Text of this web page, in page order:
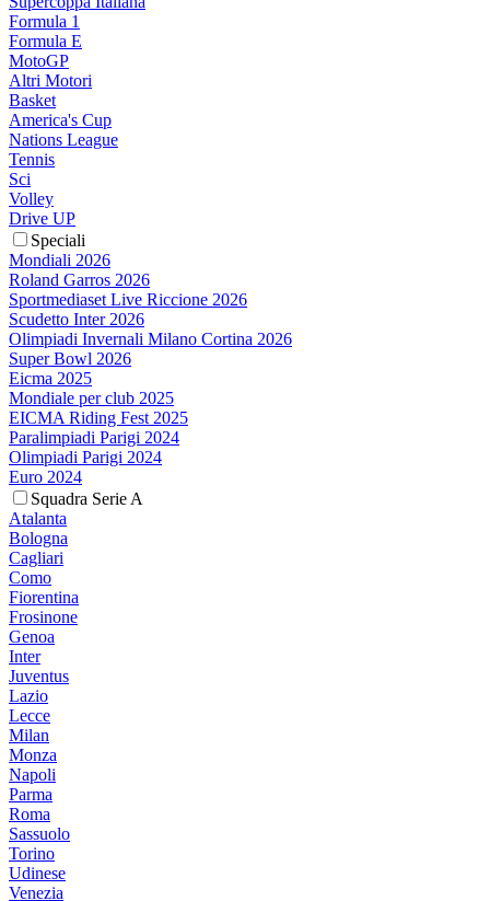
Formula 1
Formula E
MotoGP
Altri Motori
Basket
America's Cup
Nations League
Tennis
Sci
Volley
Drive UP
Speciali
Mondiali 2026
Roland Garros 2026
Sportmediaset Live Riccione 2026
Scudetto Inter 2026
Olimpiadi Invernali Milano Cortina 2026
Super Bowl 2026
Eicma 2025
Mondiale per club 2025
EICMA Riding Fest 2025
Paralimpiadi Parigi 2024
Olimpiadi Parigi 2024
Euro 2024
Squadra Serie A
Atalanta
Bologna
Cagliari
Como
Fiorentina
Frosinone
Genoa
Inter
Juventus
Lazio
Lecce
Milan
Monza
Napoli
Parma
Roma
Sassuolo
Torino
Udinese
Venezia